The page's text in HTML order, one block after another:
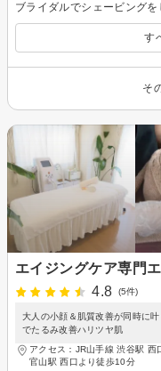
す
そ
エイジングケア専門
4.8
(5件)
大人の小顔＆肌質改善が同時に
でたるみ改善ハリツヤ肌
アクセス：JR山手線 渋谷駅
官山駅 西口より徒歩10分